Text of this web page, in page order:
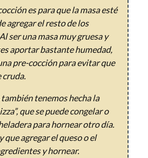
es para que la masa esté
agregar el resto de los
ser una masa muy gruesa y
aportar bastante humedad,
pre-cocción para evitar que
cruda.
tenemos hecha la
que se puede congelar o
para hornear otro día.
que agregar el queso o el
y hornear.